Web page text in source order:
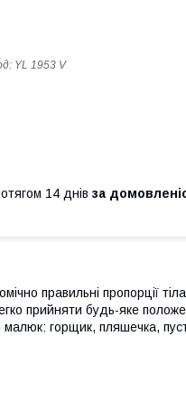
YL 1953 V
14 днів за
правильні пропорції
прийняти будь-яке
горщик, пляшечка,